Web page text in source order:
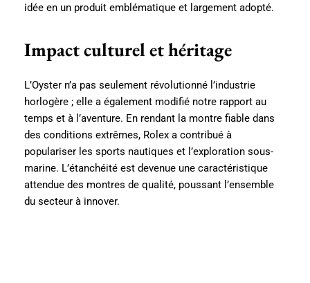
idée en un produit emblématique et largement adopté.
Impact culturel et héritage
L’Oyster n’a pas seulement révolutionné l’industrie
horlogère ; elle a également modifié notre rapport au
temps et à l’aventure. En rendant la montre fiable dans
des conditions extrêmes, Rolex a contribué à
populariser les sports nautiques et l’exploration sous-
marine. L’étanchéité est devenue une caractéristique
attendue des montres de qualité, poussant l’ensemble
du secteur à innover.